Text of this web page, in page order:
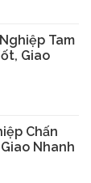
Tam
Giao
Chấn
Nhanh